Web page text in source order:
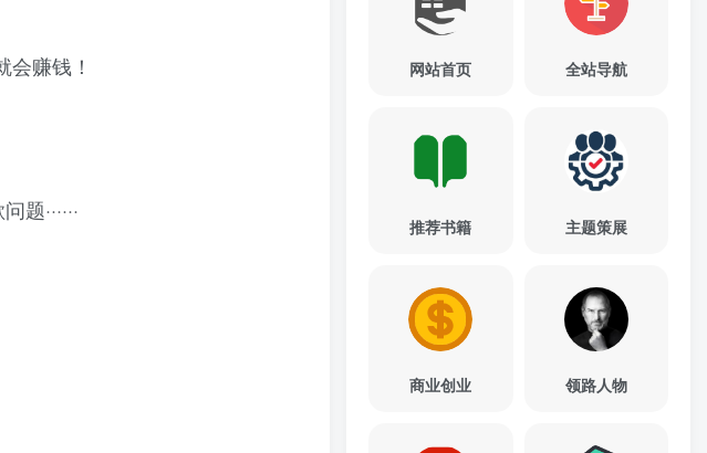
赚钱！
······
网站首页 全站导航
推荐书籍 主题策展
商业创业 领路人物